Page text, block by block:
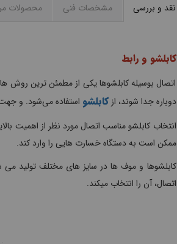
نقد و بررسی مشخصات فنی محصولات
کابلشو و رابط
اتصال بوسیله کابلشوها یکی از مطمئن ترین روش
دوباره جدا شوند، ازکابلشو استفاده می‌شود. و جهت
انتخاب کابلشو مناسب اتصال مورد نظر از اهمیت
ممکن است به دستگاه خسارت هایی را وارد کند.
کابلشوها و موف ها در سایز های مختلف تولید می
اتصال، آن را انتخاب میکند.